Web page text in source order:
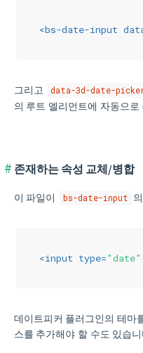
<bs-date-input
그리고 data-3d-date-
의 루트 엘리먼트에 자동으로
존재하는 속성 교체/병합
이 파일이 bs-date-input
<input type="date"
데이트피커 플러그인의 테마
스를 추가해야 할 수도 있습니